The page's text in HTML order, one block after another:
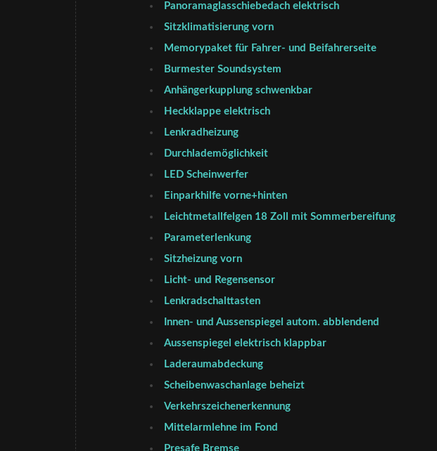
Panoramaglasschiebedach elektrisch
Sitzklimatisierung vorn
Memorypaket für Fahrer- und Beifahrerseite
Burmester Soundsystem
Anhängerkupplung schwenkbar
Heckklappe elektrisch
Lenkradheizung
Durchlademöglichkeit
LED Scheinwerfer
Einparkhilfe vorne+hinten
Leichtmetallfelgen 18 Zoll mit Sommerbereifung
Parameterlenkung
Sitzheizung vorn
Licht- und Regensensor
Lenkradschalttasten
Innen- und Aussenspiegel autom. abblendend
Aussenspiegel elektrisch klappbar
Laderaumabdeckung
Scheibenwaschanlage beheizt
Verkehrszeichenerkennung
Mittelarmlehne im Fond
Presafe Bremse